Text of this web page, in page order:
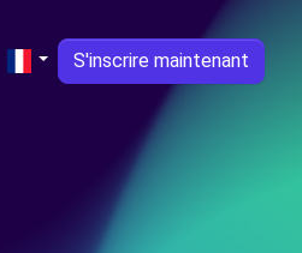
S'inscrire maintenant